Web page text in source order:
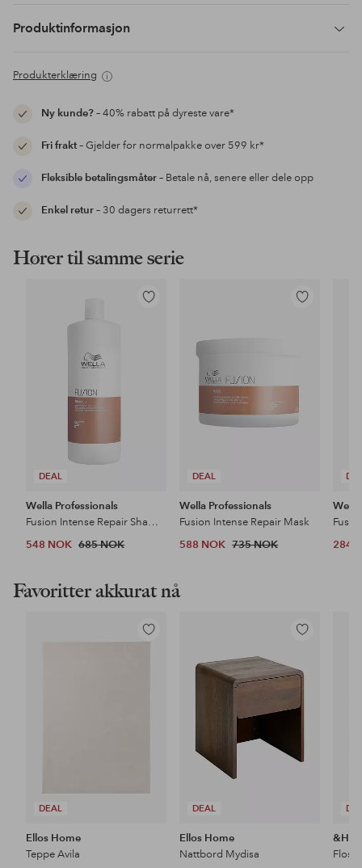
Produktinformasjon
Produkterklæring
Ny kunde?– 40% rabatt på dyreste vare*
Fri frakt– Gjelder for normalpakke over 599 kr*
Fleksible betalingsmåter– Betale nå, senere eller dele opp
Enkel retur– 30 dagers returrett*
Hører til samme serie
DEAL
Legg
Wella Professionals
Fusion Intense Repair Shampoo
548 NOK 685 NOK
DEAL
Legg
Wella Professionals
Fusion Intense Repair Mask
588 NOK 735 NOK
Wella
284
Favoritter akkurat nå
DEAL
Legg
Ellos Home
Teppe Avila
DEAL
Legg
favoritter
Ellos Home
Nattbord Mydisa